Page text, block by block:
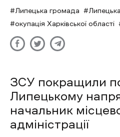
Липецька громада
окупація Харківської області
ЗСУ покращили
Липецькому
начальник
адміністрації